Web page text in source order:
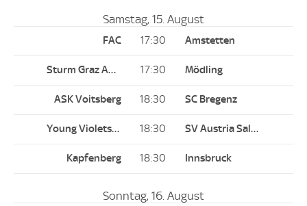
Samstag, 15. August
17:30
17:30
18:30
18:30
18:30
Sonntag, 16. August